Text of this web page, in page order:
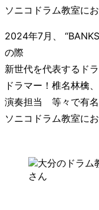
ソニコドラム教室に
2024年7月、
の際
新世代を代表するド
ドラマー！椎名林檎
演奏担当 等々で有
ソニコドラム教室に